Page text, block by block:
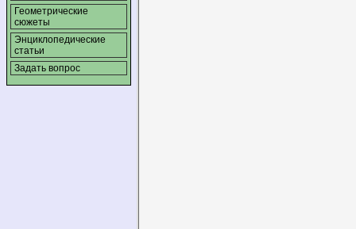
Геометрические
сюжеты
Энциклопедические
статьи
Задать вопрос